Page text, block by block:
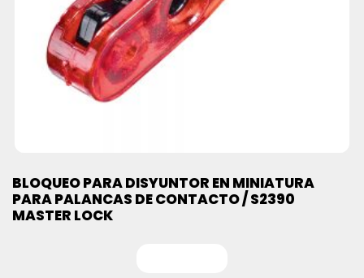
BLOQUEO PARA DISYUNTOR EN MINIATURA
PARA PALANCAS DE CONTACTO / S2390
MASTER LOCK